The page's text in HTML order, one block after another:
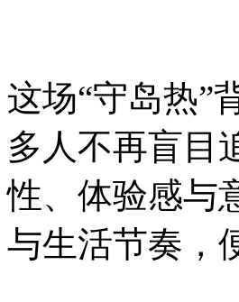
这场“守岛热”
多人不再盲目
性、体验感与
与生活节奏，